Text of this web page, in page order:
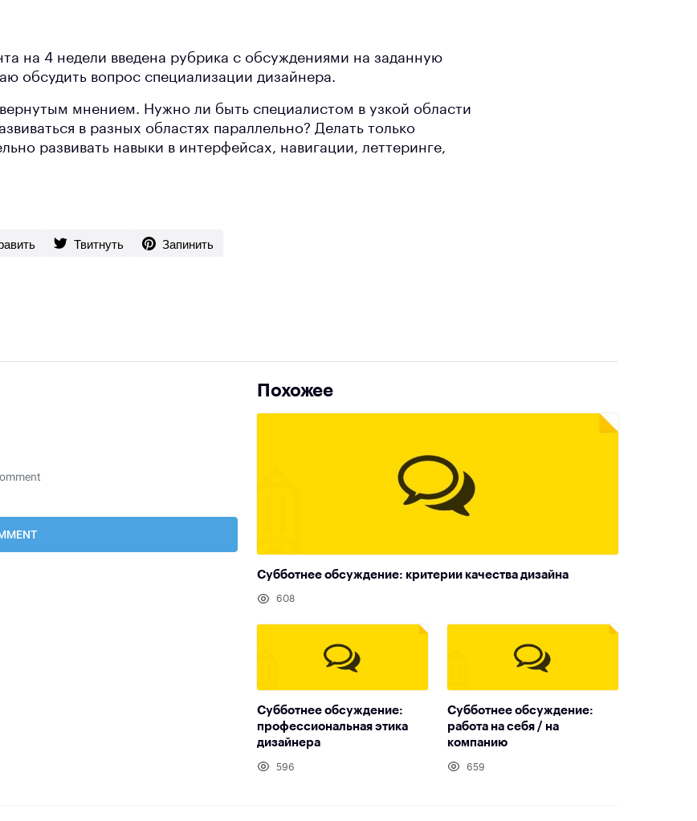
на 4 недели введена рубрика с обсуждениями на заданную
обсудить вопрос специализации дизайнера.
мнением. Нужно ли быть специалистом в узкой области
в разных областях параллельно? Делать только
развивать навыки в интерфейсах, навигации, леттеринге,
Твитнуть Запинить
Похожее
Субботнее обсуждение: критерии качества дизайна
608
Субботнее обсуждение:
профессиональная этика
дизайнера
596
Субботнее обсуждение:
работа на себя / на
компанию
659